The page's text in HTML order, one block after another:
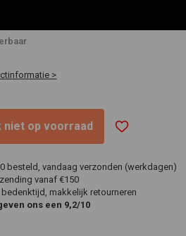
>
niet op voorraad
besteld, vandaag verzonden (werkdagen)
vanaf €150
makkelijk retourneren
ons een 9,2/10